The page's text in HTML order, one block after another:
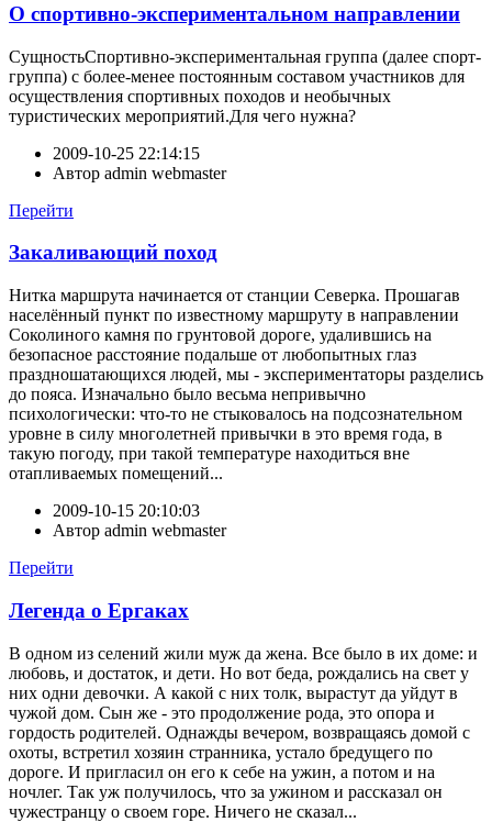
О спортивно-экспериментальном направлении
СущностьСпортивно-экспериментальная группа (далее спорт-
группа) с более-менее постоянным составом участников для
осуществления спортивных походов и необычных
туристических мероприятий.Для чего нужна?
2009-10-25 22:14:15
Автор admin webmaster
Перейти
Закаливающий поход
Нитка маршрута начинается от станции Северка. Прошагав
населённый пункт по известному маршруту в направлении
Соколиного камня по грунтовой дороге, удалившись на
безопасное расстояние подальше от любопытных глаз
праздношатающихся людей, мы - экспериментаторы разделись
до пояса. Изначально было весьма непривычно
психологически: что-то не стыковалось на подсознательном
уровне в силу многолетней привычки в это время года, в
такую погоду, при такой температуре находиться вне
отапливаемых помещений...
2009-10-15 20:10:03
Автор admin webmaster
Перейти
Легенда о Ергаках
В одном из селений жили муж да жена. Все было в их доме: и
любовь, и достаток, и дети. Но вот беда, рождались на свет у
них одни девочки. А какой с них толк, вырастут да уйдут в
чужой дом. Сын же - это продолжение рода, это опора и
гордость родителей. Однажды вечером, возвращаясь домой с
охоты, встретил хозяин странника, устало бредущего по
дороге. И пригласил он его к себе на ужин, а потом и на
ночлег. Так уж получилось, что за ужином и рассказал он
чужестранцу о своем горе. Ничего не сказал...